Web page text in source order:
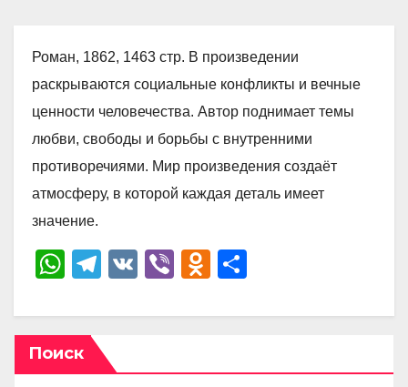
Роман, 1862, 1463 стр. В произведении
раскрываются социальные конфликты и вечные
ценности человечества. Автор поднимает темы
любви, свободы и борьбы с внутренними
противоречиями. Мир произведения создаёт
атмосферу, в которой каждая деталь имеет
значение.
W
at
s
T
e
gr
V
Vi
er
O
n
р
Поиск